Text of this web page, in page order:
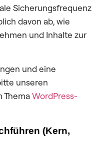
Sicherungsfrequenz
davon ab, wie
und Inhalte zur
und eine
unseren
ThemaWordPress-
(Kern,